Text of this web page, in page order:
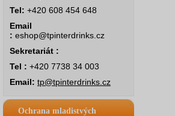
Tel: +420 608 454 648
Email
: eshop@tpinterdrinks.cz
Sekretariát :
Tel : +420 7738 34 003
Email: tp@tpinterdrinks.cz
Ochrana mladistvých